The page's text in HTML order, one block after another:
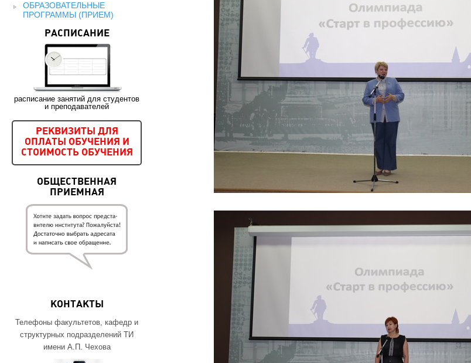
ОБРАЗОВАТЕЛЬНЫЕ
ПРОГРАММЫ (ПРИЕМ)
РАСПИСАНИЕ
расписание занятий для студентов
и преподавателей
РЕКВИЗИТЫ ДЛЯ
ОПЛАТЫ ОБУЧЕНИЯ И
СТОИМОСТЬ ОБУЧЕНИЯ
ОБЩЕСТВЕННАЯ
ПРИЕМНАЯ
КОНТАКТЫ
Телефоны факультетов, кафедр и
структурных подразделений ТИ
имени А.П. Чехова